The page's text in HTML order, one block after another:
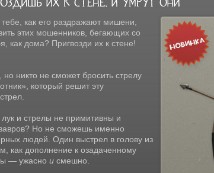
как его раздражают мишени,
этих мошенников, бегающих со
как дома? Пригвозди их к стене!
никто не сможет бросить стрелу
который решит эту
и стрелы не примитивны и
Но не сможешь именно
людей. Один выстрел в голову из
как дополнение к озадаченному
— ужасно и смешно.